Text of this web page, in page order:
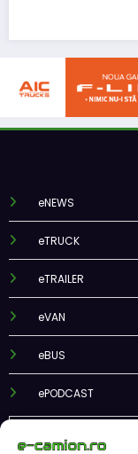
eNEWS
eTRUCK
eTRAILER
eVAN
eBUS
ePODCAST